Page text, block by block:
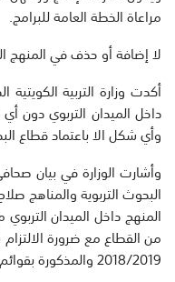
مراعاة الخطة العامة للبرامج.
لا إضافة أو حذف في المنهج
أكدت وزارة التربية
داخل الميدان التربوي دون
وأي شكل الا باعتماد قطاع
وأشارت الوزارة في بيان
البحوث التربوية والمناهج
المنهج داخل الميدان
من القطاع مع ضرورة الالتزام
2018/2019 والمذكورة بقوائم كشوف الكتب المدرسية.